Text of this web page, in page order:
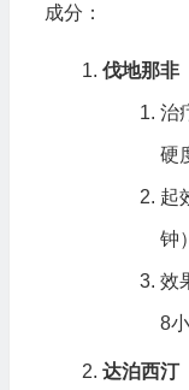
成分：
伐地那非
治
硬
起
钟
效
8
达泊西汀